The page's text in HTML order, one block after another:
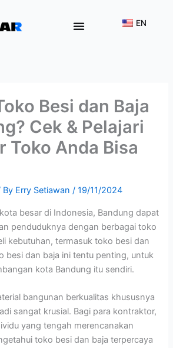
EN
Besi dan Baja
Cek & Pelajari
Toko Anda Bisa
By Erry Setiawan/19/11/2024
besar di Indonesia, Bandung dapat
penduduknya dengan berbagai toko
kebutuhan, termasuk toko besi dan
besi dan baja ini tentu penting, untuk
kota Bandung itu sendiri.
bangunan berkualitas khususnya
sangat krusial. Bagi para kontraktor,
yang tengah merencanakan
toko besi dan baja terpercaya